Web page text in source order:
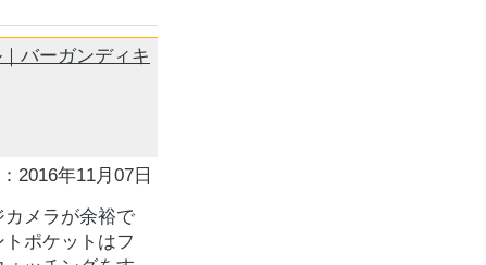
バーガンディキ
2016年11月07日
メラが余裕で
ポケットはフ